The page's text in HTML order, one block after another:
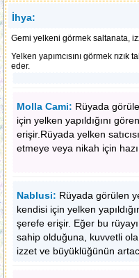
İhya:
Gemi yelkeni görmek saltanata,
Yelken yapımcısını görmek
eder.
Molla Cami: Rüyada
için yelken yapıldığını
erişir.Rüyada yelken
etmeye veya nikah için
Nablusi: Rüyada görülen
kendisi için yelken
şerefe erişir. Eğer bu
sahip olduğuna, kuvvetli
izzet ve büyüklüğünün